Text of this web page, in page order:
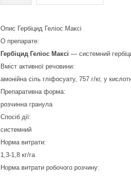
Опис Гербіцид Геліос Максі
О препарате:
Гербіцид Геліос Максі — системний
Вміст активної речовини:
амонійна сіль гліфосуату, 757 г/кг, у
Препаративна форма:
розчинна гранула
Спосіб дії:
системний
Норма витрати:
1,3-1,8 кг/га
Норма витрати робочого розчину: